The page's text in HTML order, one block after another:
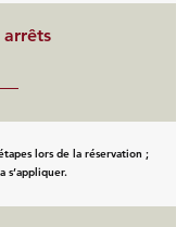
arrêts
lors de la réservation ;
s’appliquer.